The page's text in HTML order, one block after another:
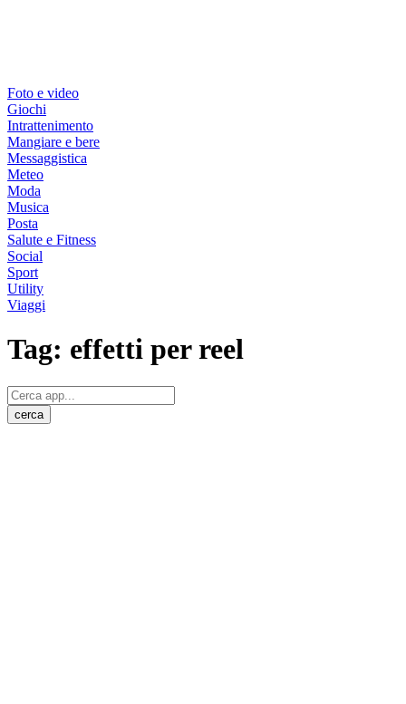
Foto e video
Giochi
Intrattenimento
Mangiare e bere
Messaggistica
Meteo
Moda
Musica
Posta
Salute e Fitness
Social
Sport
Utility
Viaggi
Tag: effetti per reel